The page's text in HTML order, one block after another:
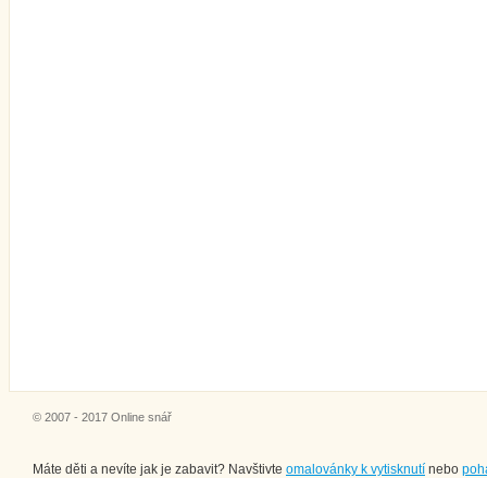
© 2007 - 2017 Online snář
Máte děti a nevíte jak je zabavit? Navštivte omalovánky k vytisknutí nebo